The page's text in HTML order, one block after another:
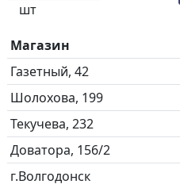
шт
Магазин
Газетный, 42
Шолохова, 199
Текучева, 232
Доватора, 156/2
г.Волгодонск